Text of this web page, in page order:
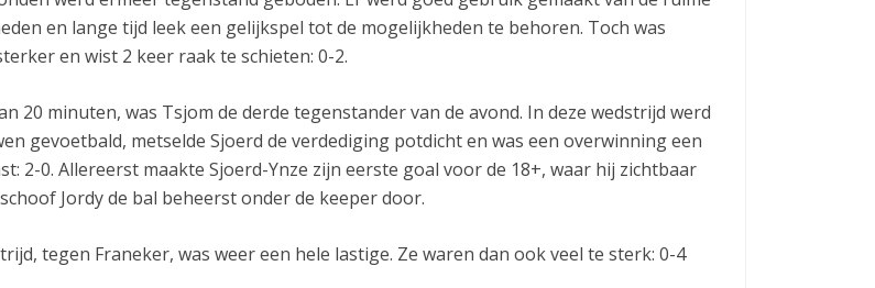
en lange tijd leek een gelijkspel tot de mogelijkheden te behoren. Toch was
en wist 2 keer raak te schieten: 0-2.
20 minuten, was Tsjom de derde tegenstander van de avond. In deze wedstrijd werd
gevoetbald, metselde Sjoerd de verdediging potdicht en was een overwinning een
2-0. Allereerst maakte Sjoerd-Ynze zijn eerste goal voor de 18+, waar hij zichtbaar
Jordy de bal beheerst onder de keeper door.
tegen Franeker, was weer een hele lastige. Ze waren dan ook veel te sterk: 0-4